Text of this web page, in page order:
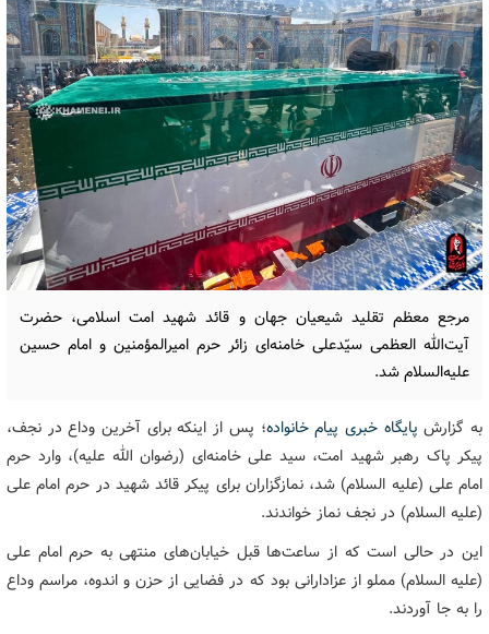
مرجع معظم تقلید شیعیان جهان و قائد شهید امت اسلامی، حضرت
آیت‌الله العظمی سیّدعلی خامنه‌ای زائر حرم امیرالمؤمنین و امام حسین
علیه‌السلام شد.
به گزارش پایگاه خبری پیام خانواده؛ پس از اینکه برای آخرین وداع در نجف،
پیکر پاک رهبر شهید امت، سید علی خامنه‌ای (رضوان الله علیه)، وارد حرم
امام علی (علیه السلام) شد، نمازگزاران برای پیکر قائد شهید در حرم امام علی
(علیه السلام) در نجف نماز خواندند.
این در حالی است که از ساعت‌ها قبل خیابان‌های منتهی به حرم امام علی
(علیه السلام) مملو از عزادارانی بود که در فضایی از حزن و اندوه، مراسم وداع
را به جا آوردند.